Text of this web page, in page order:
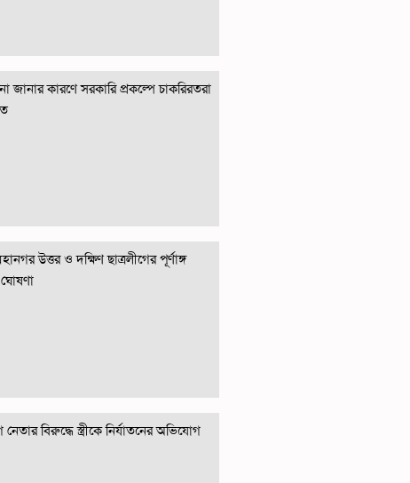
জানার কারণে সরকারি প্রকল্পে চাকরিরতরা
উত্তর ও দক্ষিণ ছাত্রলীগের পূর্ণাঙ্গ
বিরুদ্ধে স্ত্রীকে নির্যাতনের অভিযোগ